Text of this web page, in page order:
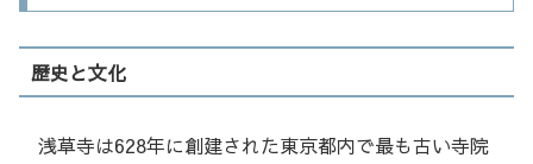
歴史と文化
浅草寺は628年に創建された東京都内で最も古い寺院